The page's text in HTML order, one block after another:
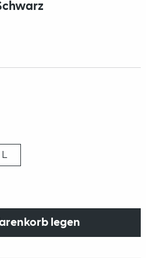
L
legen